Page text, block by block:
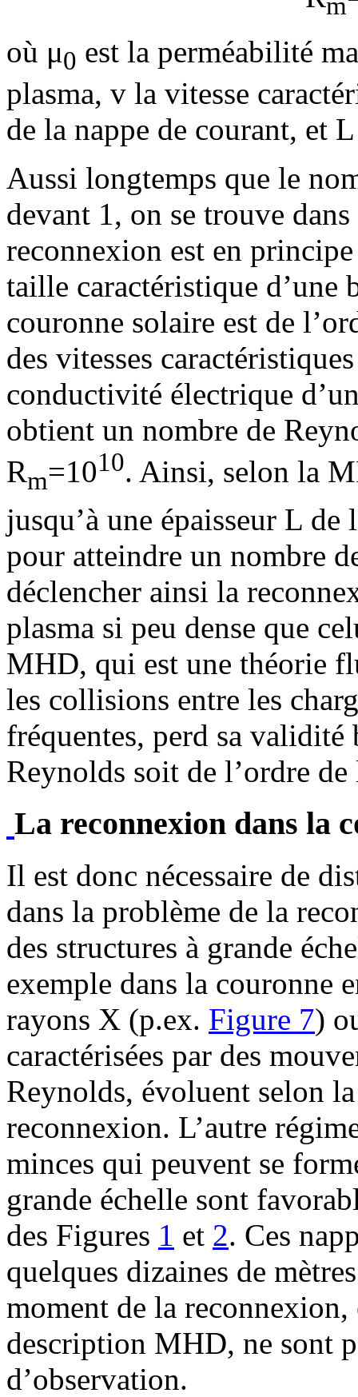
où μ0 est la perméabilité
plasma, v la vitesse
de la nappe de courant, et
Aussi longtemps que le
devant 1, on se trouve
reconnexion est en
taille caractéristique d’une
couronne solaire est de
des vitesses
conductivité électrique
obtient un nombre de
Rm=1010. Ainsi, selon la
jusqu’à une épaisseur L
pour atteindre un nombre
déclencher ainsi la
plasma si peu dense que
MHD, qui est une théorie
les collisions entre les
fréquentes, perd sa
Reynolds soit de l’ordre
La reconnexion dans la
Il est donc nécessaire de
dans la problème de la
des structures à grande
exemple dans la couronne
rayons X (p.ex. Figure 7)
caractérisées par des
Reynolds, évoluent selon
reconnexion. L’autre
minces qui peuvent se
grande échelle sont
des Figures 1 et 2. Ces
quelques dizaines de
moment de la
description MHD, ne sont
d’observation.